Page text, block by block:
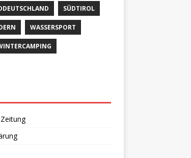
SÜDTIROL
WASSERSPORT